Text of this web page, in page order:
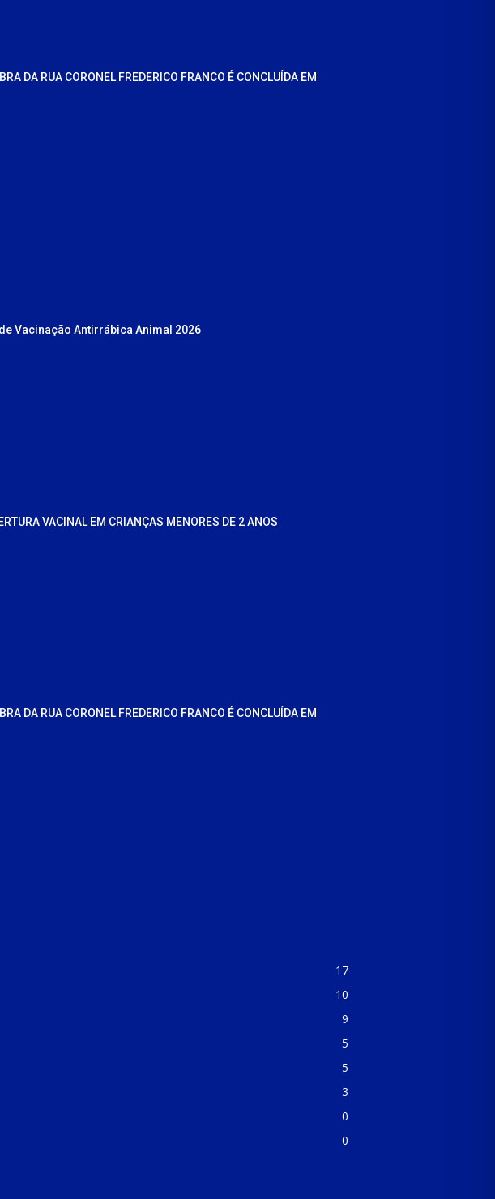
DA RUA CORONEL FREDERICO FRANCO É CONCLUÍDA EM
Vacinação Antirrábica Animal 2026
VACINAL EM CRIANÇAS MENORES DE 2 ANOS
DA RUA CORONEL FREDERICO FRANCO É CONCLUÍDA EM
17
10
9
5
5
3
0
0